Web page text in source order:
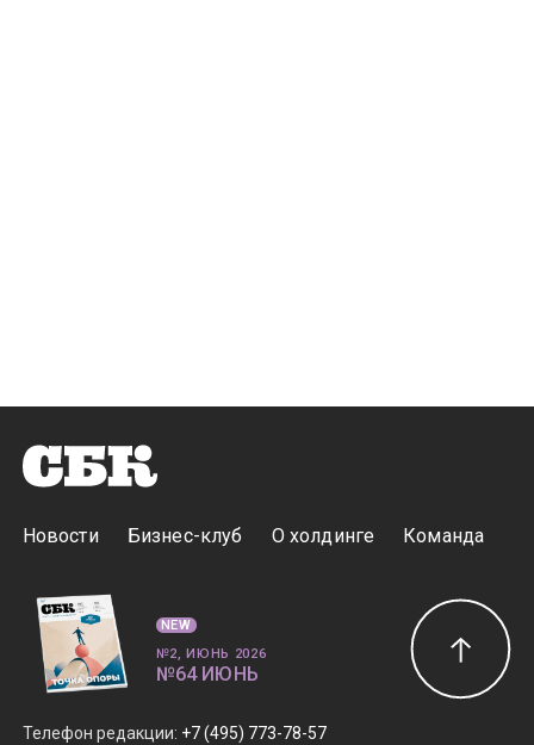
Новости Бизнес-клуб О холдинге Команда
Телефон редакции: +7 (495) 773-78-57
NEW
№2, ИЮНЬ 2026
№64 ИЮНЬ